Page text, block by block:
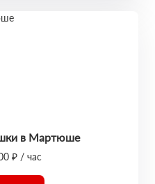
в Мартюше
₽ / час